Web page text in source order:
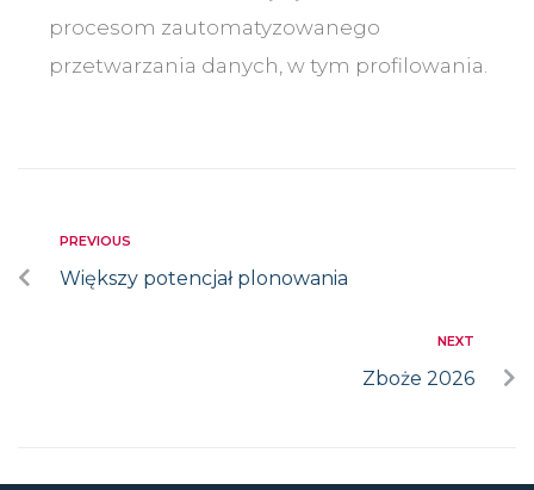
procesom zautomatyzowanego
przetwarzania danych, w tym profilowania.
PREVIOUS
Większy potencjał plonowania
NEXT
Zboże 2026